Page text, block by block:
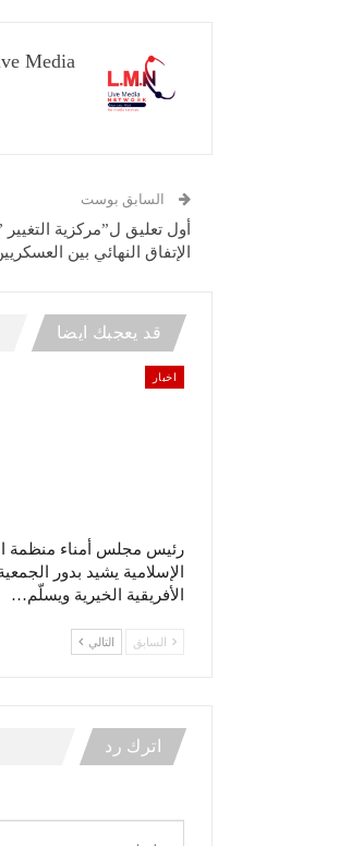
Media
السابق بوست
أول تعليق ل”مركزية
الإتفاق النهائي بين
قد يعجبك ايضا
اخبار
رئيس مجلس أمناء منظمة
الإسلامية يشيد بدور
الأفريقية الخيرية ويسلّم…
السابق التالي
اترك رد